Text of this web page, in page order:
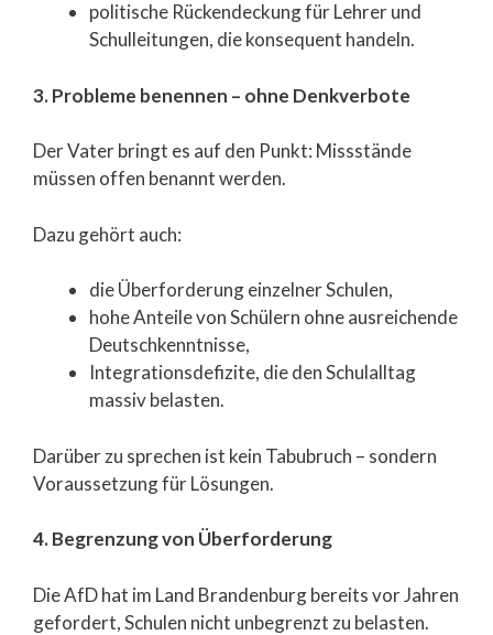
politische Rückendeckung für Lehrer und
Schulleitungen, die konsequent handeln.
3. Probleme benennen – ohne Denkverbote
Der Vater bringt es auf den Punkt: Missstände
müssen offen benannt werden.
Dazu gehört auch:
die Überforderung einzelner Schulen,
hohe Anteile von Schülern ohne ausreichende
Deutschkenntnisse,
Integrationsdefizite, die den Schulalltag
massiv belasten.
Darüber zu sprechen ist kein Tabubruch – sondern
Voraussetzung für Lösungen.
4. Begrenzung von Überforderung
Die AfD hat im Land Brandenburg bereits vor Jahren
gefordert, Schulen nicht unbegrenzt zu belasten.